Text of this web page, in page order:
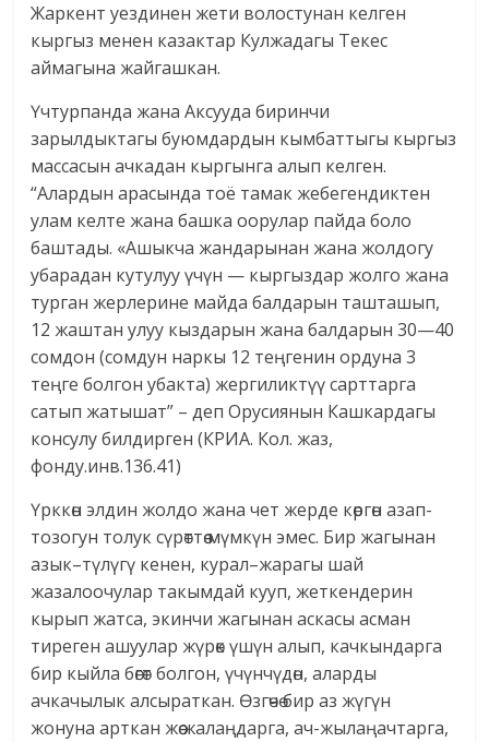
Жаркент уездинен жети волостунан келген
кыргыз менен казактар Кулжадагы Текес
аймагына жайгашкан.
Үчтурпанда жана Аксууда биринчи
зарылдыктагы буюмдардын кымбаттыгы кыргыз
массасын ачкадан кыргынга алып келген.
“Алардын арасында тоё тамак жебегендиктен
улам келте жана башка оорулар пайда боло
баштады. «Ашыкча жандарынан жана жолдогу
убарадан кутулуу үчүн — кыргыздар жолго жана
турган жерлерине майда балдарын ташташып,
12 жаштан улуу кыздарын жана балдарын 30—40
сомдон (сомдун наркы 12 теңгенин ордуна 3
теңге болгон убакта) жергиликтүү сарттарга
сатып жатышат” – деп Орусиянын Кашкардагы
консулу билдирген (КРИА. Кол. жаз,
фонду.инв.136.41)
Үрккөн элдин жолдо жана чет жерде көргөн азап-
тозогун толук сүрөттөө мүмкүн эмес. Бир жагынан
азык–түлүгү кенен, курал–жарагы шай
жазалоочулар такымдай кууп, жеткендерин
кырып жатса, экинчи жагынан аскасы асман
тиреген ашуулар жүрөк үшүн алып, качкындарга
бир кыйла бөгөт болгон, үчүнчүдөн, аларды
ачкачылык алсыраткан. Ѳзгөчө бир аз жүгүн
жонуна арткан жөө жалаңдарга, ач-жылаңачтарга,